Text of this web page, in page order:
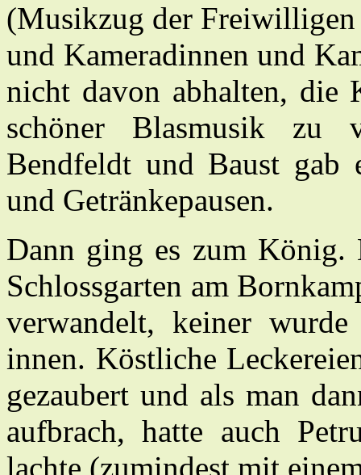
(Musikzug der
und Kameradinnen und
nicht davon abhalten, die
schöner Blasmusik zu
Bendfeldt und Baust gab
und Getränkepausen.
Dann ging es zum König.
Schlossgarten am
verwandelt, keiner
innen. Köstliche
gezaubert und als man
aufbrach, hatte auch
lachte (zumindest mit